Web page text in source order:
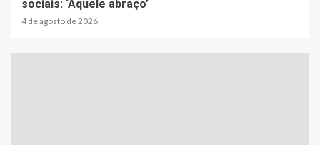
sociais: ‘Aquele abraço’
4 de agosto de 2026